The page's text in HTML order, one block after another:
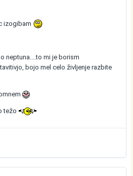
izogibam
neptuna....to mi je borism
bojo mel celo življenje razbite
težo